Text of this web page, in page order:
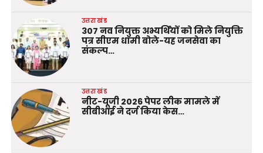
उत्तराखंड
307 नव नियुक्त अभ्यर्थियों को मिले नियुक्ति
पत्र सीएम धामी बोले-यह जनसेवा का
संकल्प…
उत्तराखंड
नीट-यूजी 2026 पेपर लीक मामले में
सीबीआई ने दर्ज किया केस…